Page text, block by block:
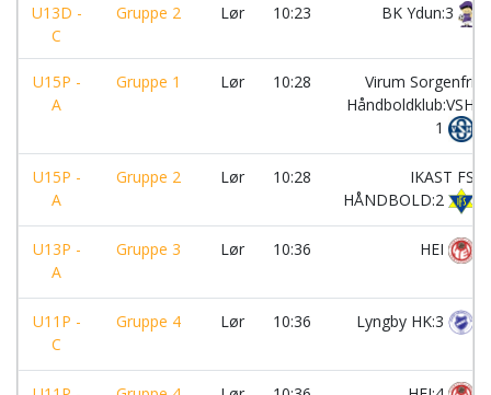
U13D -
C
Gruppe 2 Lør 10:23 BK Ydun:3
U15P -
A
Gruppe 1 Lør 10:28
Virum Sorgenfri
Håndboldklub:VSH
1
U15P -
A
Gruppe 2 Lør 10:28
IKAST FS
HÅNDBOLD:2
U13P -
A
Gruppe 3 Lør 10:36 HEI
U11P -
C
Gruppe 4 Lør 10:36 Lyngby HK:3